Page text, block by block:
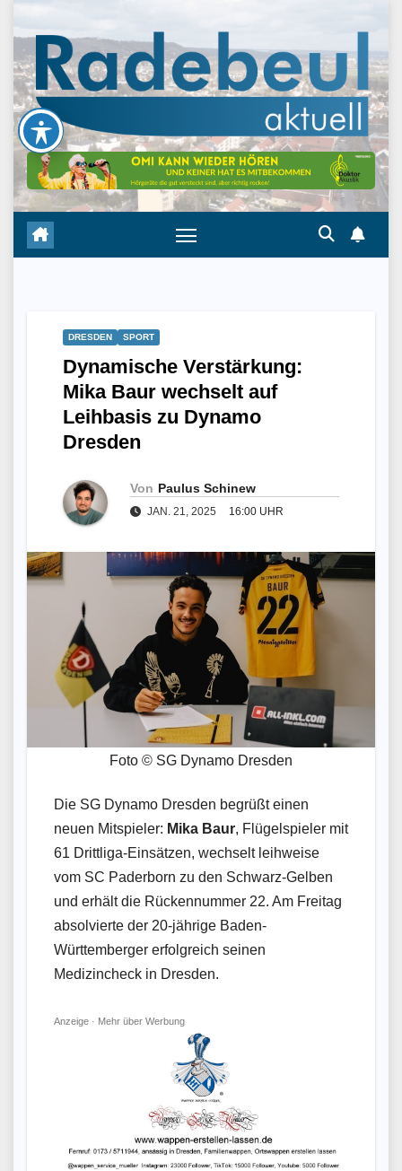
content
DRESDEN SPORT
Dynamische Verstärkung:
Mika Baur wechselt auf
Leihbasis zu Dynamo
Dresden
Von Paulus Schinew
JAN. 21, 2025 16:00 UHR
Foto © SG Dynamo Dresden
Die SG Dynamo Dresden begrüßt einen
neuen Mitspieler: Mika Baur, Flügelspieler mit
61 Drittliga-Einsätzen, wechselt leihweise
vom SC Paderborn zu den Schwarz-Gelben
und erhält die Rückennummer 22. Am Freitag
absolvierte der 20-jährige Baden-
Württemberger erfolgreich seinen
Medizincheck in Dresden.
Anzeige · Mehr über Werbung